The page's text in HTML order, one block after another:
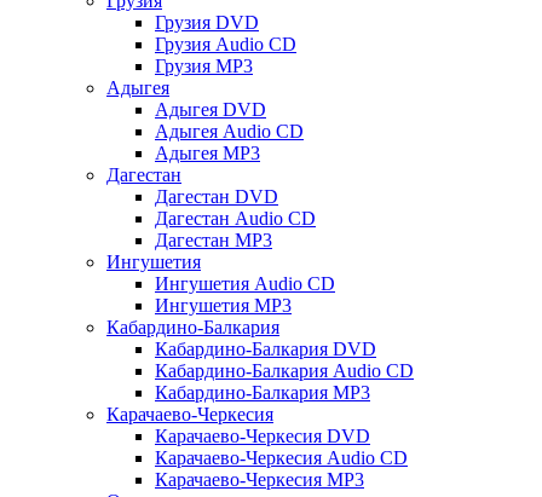
Грузия DVD
Грузия Audio CD
Грузия MP3
Адыгея
Адыгея DVD
Адыгея Audio CD
Адыгея MP3
Дагестан
Дагестан DVD
Дагестан Audio CD
Дагестан MP3
Ингушетия
Ингушетия Audio CD
Ингушетия MP3
Кабардино-Балкария
Кабардино-Балкария DVD
Кабардино-Балкария Audio CD
Кабардино-Балкария MP3
Карачаево-Черкесия
Карачаево-Черкесия DVD
Карачаево-Черкесия Audio CD
Карачаево-Черкесия MP3